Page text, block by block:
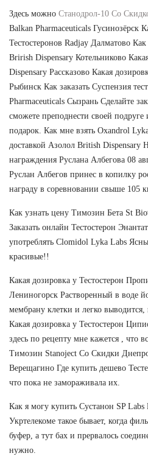
Здесь можно Станодрол-10 Со
Balkan Pharmaceuticals Гусинозёрск
Тестостеронов Radjay Далматово
Brirish Dispensary Котельниково
Dispensary Рассказово Какая
Рыбинск Как заказать Суспензия
Pharmaceuticals Сызрань Сделайте
сможете преподнести своей
подарок. Как мне взять Oxandrol
доставкой Азолол British Dispensary
награждения Руслана Албегова 08
Руслан Албегов принес в копилку
награду в соревновании свыше 105
Как узнать цену Tимозин Бета St
Заказать онлайн Тестостерон
употреблять Clomidol Lyka Labs
красивые!!
Какая дозировка у Тестостерон
Лениногорск Растворенный в воде
мембрану клетки и легко выводится,
Какая дозировка у Тестостерон
здесь по рецепту мне кажется , что
Tимозин Stanoject Со Скидки
Верещагино Где купить дешево
что пока не замораживала их.
Как я могу купить Сустанон SP
Укртелекоме такое бывает, когда
буфер, а тут бах и прервалось
нужно.